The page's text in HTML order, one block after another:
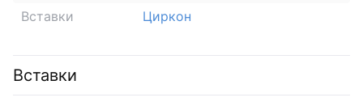
Вставки
Циркон
Вставки